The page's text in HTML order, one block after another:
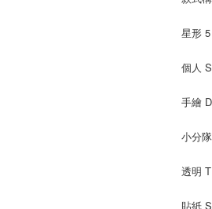
星形 5
個人
手繪
小分
透明
貼紙